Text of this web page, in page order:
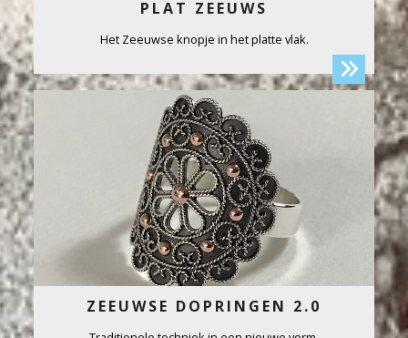
PLAT ZEEUWS
Het Zeeuwse knopje in het platte vlak.
ZEEUWSE DOPRINGEN 2.0